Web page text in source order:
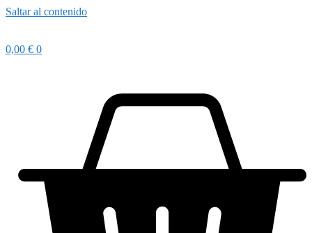
Saltar al contenido
0,00 € 0